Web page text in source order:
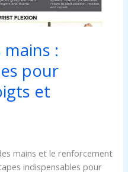
:
pour
et
mains et le renforcement
indispensables pour